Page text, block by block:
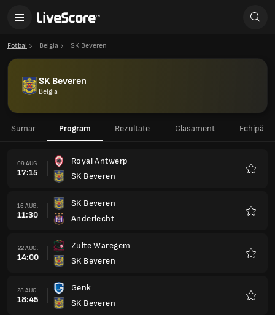
Fotbal Belgia SK Beveren
SK Beveren
Belgia
Sumar Program Rezultate Clasament Echipă
09 AUG.
17:15
Royal Antwerp
SK Beveren
16 AUG.
11:30
SK Beveren
Anderlecht
22 AUG.
14:00
Zulte Waregem
SK Beveren
28 AUG.
18:45
Genk
SK Beveren